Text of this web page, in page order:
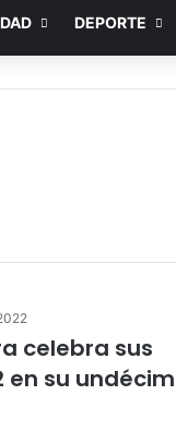
DEPORTE
celebra sus
en su